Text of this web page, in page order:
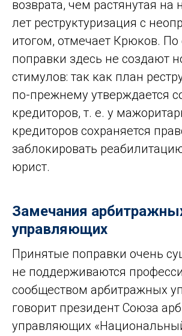
возврата, чем растянутая на
лет реструктуризация с
итогом, отмечает Крюков.
поправки здесь не создают
стимулов: так как план
по-прежнему утверждается
кредиторов, т. е. у
кредиторов сохраняется
заблокировать
юрист.
Замечания
управляющих
Принятые поправки очень
не поддерживаются
сообществом арбитражных
говорит президент Союза
управляющих